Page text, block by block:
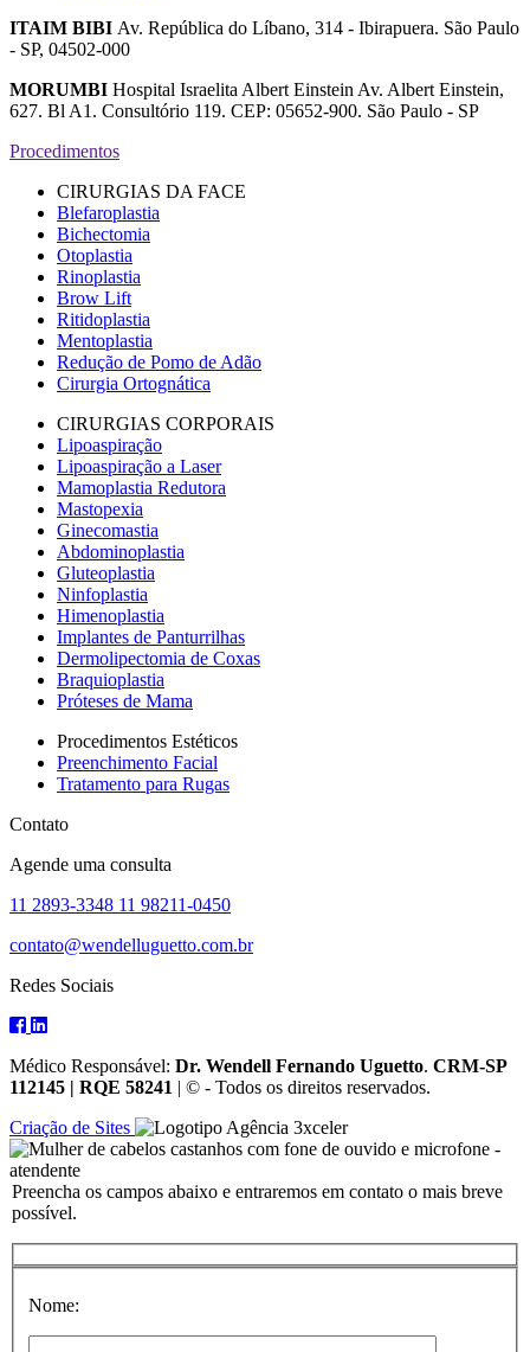
ITAIM BIBI Av. República do Líbano, 314 - Ibirapuera. São Paulo
- SP, 04502-000
MORUMBI Hospital Israelita Albert Einstein Av. Albert Einstein,
627. Bl A1. Consultório 119. CEP: 05652-900. São Paulo - SP
Procedimentos
CIRURGIAS DA FACE
Blefaroplastia
Bichectomia
Otoplastia
Rinoplastia
Brow Lift
Ritidoplastia
Mentoplastia
Redução de Pomo de Adão
Cirurgia Ortognática
CIRURGIAS CORPORAIS
Lipoaspiração
Lipoaspiração a Laser
Mamoplastia Redutora
Mastopexia
Ginecomastia
Abdominoplastia
Gluteoplastia
Ninfoplastia
Himenoplastia
Implantes de Panturrilhas
Dermolipectomia de Coxas
Braquioplastia
Próteses de Mama
Procedimentos Estéticos
Preenchimento Facial
Tratamento para Rugas
Contato
Agende uma consulta
11 2893-3348 11 98211-0450
contato@wendelluguetto.com.br
Redes Sociais
Médico Responsável: Dr. Wendell Fernando Uguetto. CRM-SP
112145 | RQE 58241 | © - Todos os direitos reservados.
Criação de Sites 3xceler
Preencha os campos abaixo e entraremos em contato o mais breve
possível.
Nome: